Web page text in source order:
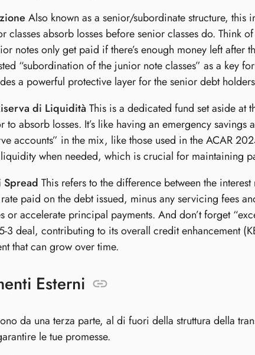
Also known as a senior/subordinate structure, this
classes absorb losses before senior classes do. Think
notes only get paid if there’s enough money left after
“subordination of the junior note classes” as a key
a powerful protective layer for the senior debt
di LiquiditàThis is a dedicated fund set aside at
to absorb losses. It’s like having an emergency
accounts” in the mix, like those used in the ACAR
when needed, which is crucial for maintaining
Spread This refers to the difference between the
paid on the debt issued, minus any servicing fees
or accelerate principal payments. And don’t forget
3 deal, contributing to its overall credit enhancement
that can grow over time.
Esterni
da una terza parte, al di fuori della struttura della
le tue promesse.